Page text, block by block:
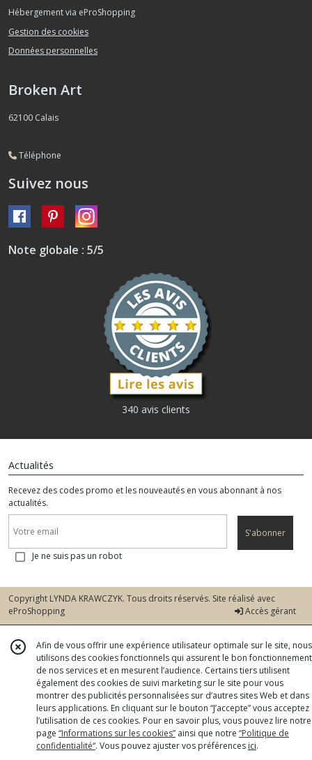
Hébergement via eProShopping
Gestion des cookies
Données personnelles
Broken Art
62100 Calais
Téléphone
Suivez nous
Note globale : 5/5
340 avis clients
Actualités
Recevez des codes promo et les nouveautés en vous abonnant à nos
actualités.
S'abonner
Je ne suis pas un robot
Copyright LYNDA KRAWCZYK. Tous droits réservés. Site réalisé avec
eProShopping
Accès gérant
Afin de vous offrir une expérience utilisateur optimale sur le site, nous
utilisons des cookies fonctionnels qui assurent le bon fonctionnement
de nos services et en mesurent l’audience. Certains tiers utilisent
également des cookies de suivi marketing sur le site pour vous
montrer des publicités personnalisées sur d’autres sites Web et dans
leurs applications. En cliquant sur le bouton “J’accepte” vous acceptez
l’utilisation de ces cookies. Pour en savoir plus, vous pouvez lire notre
page “Informations sur les cookies” ainsi que notre “Politique de
confidentialité“. Vous pouvez ajuster vos préférences ici.